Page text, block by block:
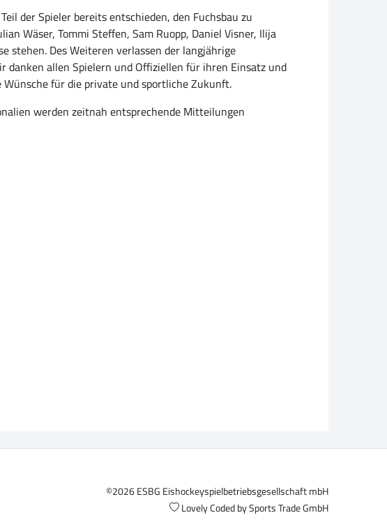
der Spieler bereits entschieden, den Fuchsbau zu
Wäser, Tommi Steffen, Sam Ruopp, Daniel Visner, Ilija
stehen. Des Weiteren verlassen der langjährige
danken allen Spielern und Offiziellen für ihren Einsatz und
für die private und sportliche Zukunft.
werden zeitnah entsprechende Mitteilungen
©2026 ESBG Eishockeyspielbetriebsgesellschaft mbH
Lovely Coded bySports Trade GmbH